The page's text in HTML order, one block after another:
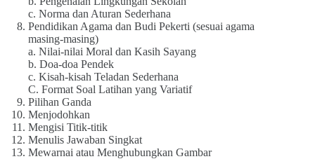
c. Norma dan Aturan Sederhana
Pendidikan Agama dan Budi Pekerti (sesuai agama
masing-masing)
a. Nilai-nilai Moral dan Kasih Sayang
b. Doa-doa Pendek
c. Kisah-kisah Teladan Sederhana
C. Format Soal Latihan yang Variatif
Pilihan Ganda
Menjodohkan
Mengisi Titik-titik
Menulis Jawaban Singkat
Mewarnai atau Menghubungkan Gambar